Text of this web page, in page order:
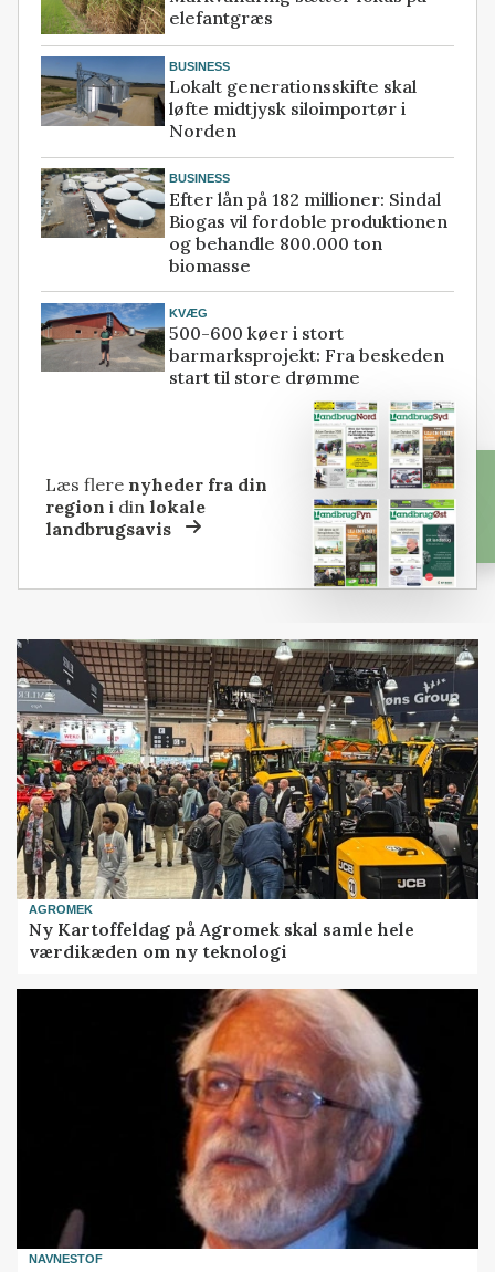
elefantgræs
BUSINESS
Lokalt generationsskifte skal
løfte midtjysk siloimportør i
Norden
BUSINESS
Efter lån på 182 millioner: Sindal
Biogas vil fordoble produktionen
og behandle 800.000 ton
biomasse
KVÆG
500-600 køer i stort
barmarksprojekt: Fra beskeden
start til store drømme
Læs flere nyheder fra din
region i dinlokale
landbrugsavis
AGROMEK
Ny Kartoffeldag på Agromek skal samle hele
værdikæden om ny teknologi
NAVNESTOF